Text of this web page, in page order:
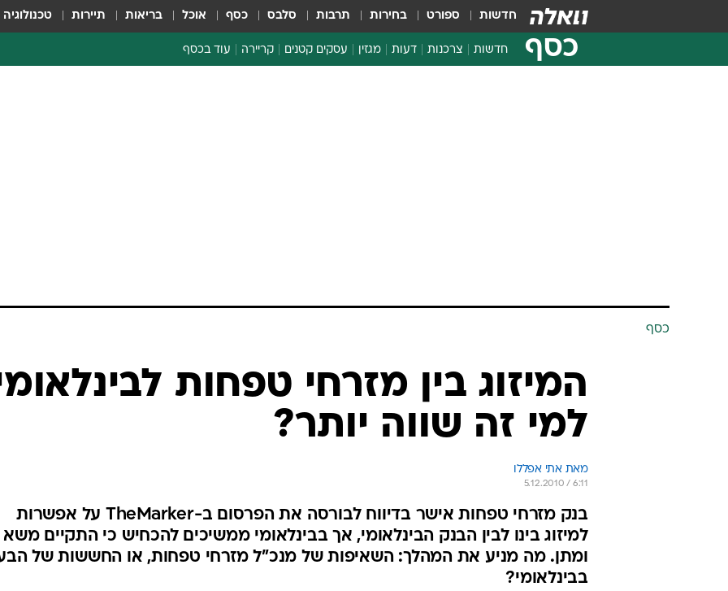
חדשות ספורט בחירות תרבות סלבס כסף אוכל בריאות תיירות טכנולוגיה
כסף חדשות צרכנות דעות מגזין עסקים קטנים קריירה עוד בכסף
כסף
המיזוג בין מזרחי טפחות
למי זה שווה יותר?
מאת אתי אפללו
5.12.2010 / 6:11
בנק מזרחי טפחות אישר בדיווח לבורסה את הפרסום ב-TheMarker על אפשרות
למיזוג בינו לבין הבנק הבינלאומי, אך בבינלאומי ממשיכים להכחיש כי התקיים משא
ומתן. מה מניע את המהלך: השאיפות של מנכ"ל מזרחי טפחות, או החששות של
בבינלאומי?